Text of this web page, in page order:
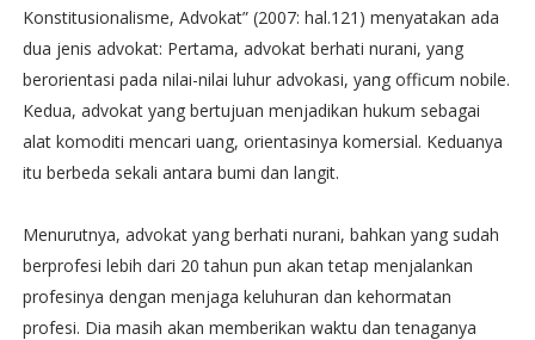
Konstitusionalisme, Advokat” (2007: hal.121) menyatakan ada
dua jenis advokat: Pertama, advokat berhati nurani, yang
berorientasi pada nilai-nilai luhur advokasi, yang officum nobile.
Kedua, advokat yang bertujuan menjadikan hukum sebagai
alat komoditi mencari uang, orientasinya komersial. Keduanya
itu berbeda sekali antara bumi dan langit.
Menurutnya, advokat yang berhati nurani, bahkan yang sudah
berprofesi lebih dari 20 tahun pun akan tetap menjalankan
profesinya dengan menjaga keluhuran dan kehormatan
profesi. Dia masih akan memberikan waktu dan tenaganya